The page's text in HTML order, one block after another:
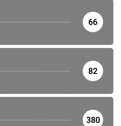
66
82
380